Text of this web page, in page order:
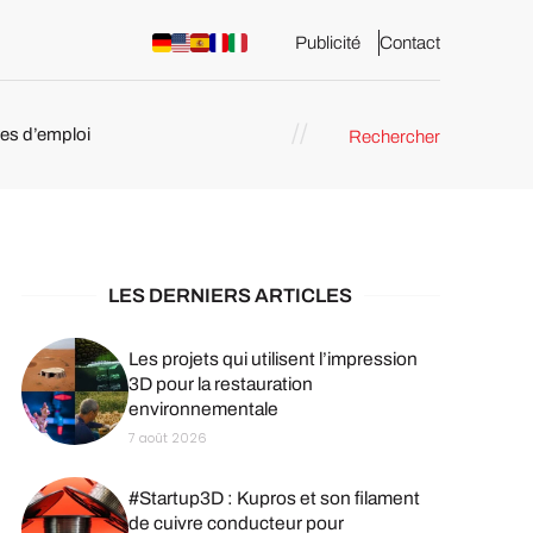
Publicité Contact
d’emploi Rechercher
LES DERNIERS ARTICLES
Les projets qui utilisent l’impression
3D pour la restauration
environnementale
7 août 2026
#Startup3D : Kupros et son filament
de cuivre conducteur pour